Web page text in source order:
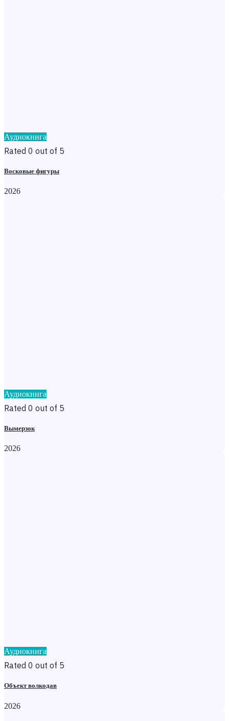
Аудиокнига
Rated 0 out of 5
Восковые фигуры
2026
Аудиокнига
Rated 0 out of 5
Вымерзок
2026
Аудиокнига
Rated 0 out of 5
Объект волкодав
2026